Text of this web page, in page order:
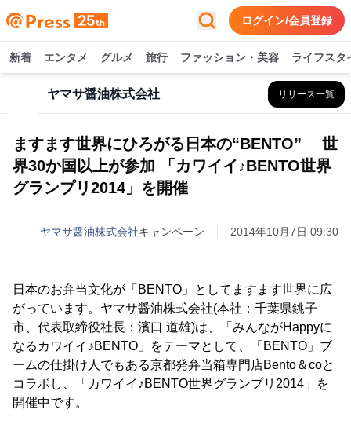
ログイン/会員登録
新着 エンタメ グルメ 旅行 ファッション・美容 ライフスタ
ヤマサ醤油株式会社 リリース一覧
ますます世界にひろがる日本の“BENTO” 世
界30か国以上が参加 「カワイイ♪BENTO世界
グランプリ2014」を開催
ヤマサ醤油株式会社キャンペーン 2014年10月7日 09:30
日本のお弁当文化が「BENTO」としてますます世界に広
がっています。ヤマサ醤油株式会社(本社：千葉県銚子
市、代表取締役社長：濱口 道雄)は、「みんながHappyに
なるカワイイ♪BENTO」をテーマとして、「BENTO」ブ
ームの仕掛け人でもある京都発弁当箱専門店Bento＆coと
コラボし、「カワイイ♪BENTO世界グランプリ2014」を
開催中です。